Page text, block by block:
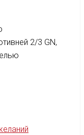
2/3 GN,